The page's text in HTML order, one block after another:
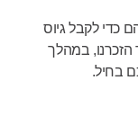
כדי לקבל גיוס
במהלך
בחיל.